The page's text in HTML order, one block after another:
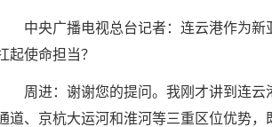
中央广播电视总台记者：连云港作为
起使命担当？
周进：谢谢您的提问。我刚才讲到连
道、京杭大运河和淮河等三重区位优势